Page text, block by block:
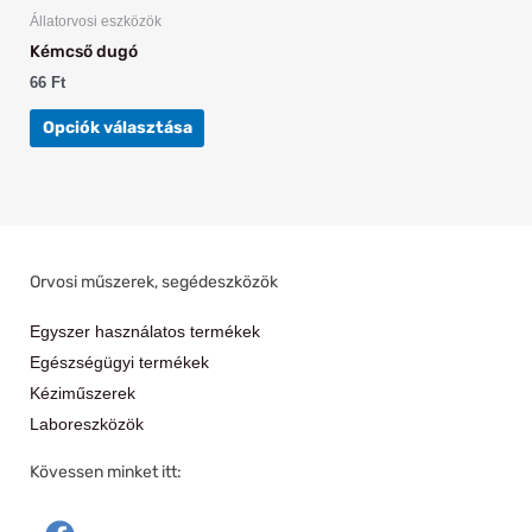
Állatorvosi eszközök
Kémcső dugó
66 Ft
Opciók választása
Orvosi műszerek, segédeszközök
Egyszer használatos termékek
Egészségügyi termékek
Kéziműszerek
Laboreszközök
Kövessen minket itt:
F